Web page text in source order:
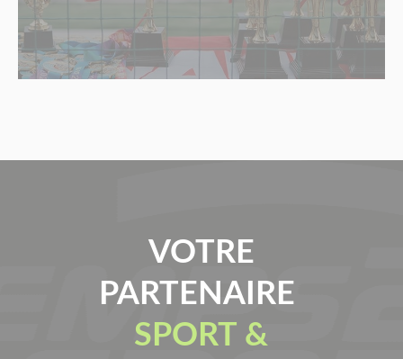
VOTRE
PARTENAIRE
SPORT &